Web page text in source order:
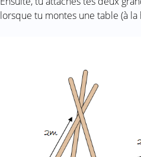
lorsque tu montes une table (à